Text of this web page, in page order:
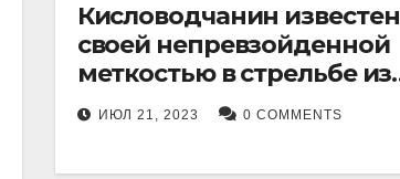
Кисловодчанин известен
своей непревзойденной
меткостью в стрельбе из
лука, и его успехи
прославили его в
ИЮЛ 21, 2023 0 COMMENTS